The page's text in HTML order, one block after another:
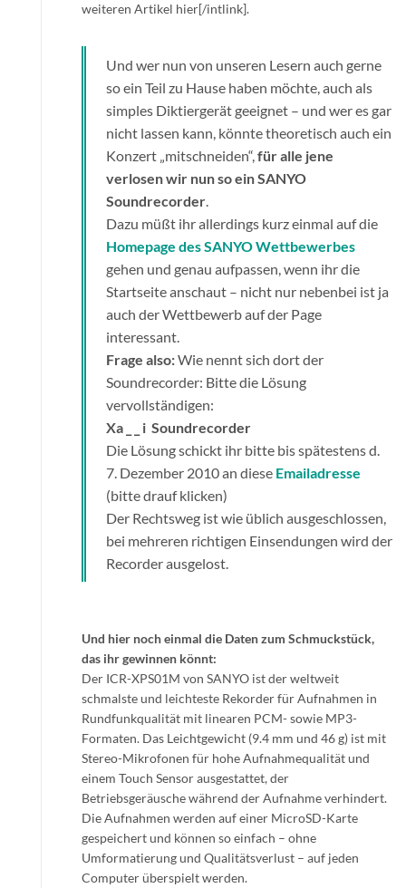
weiteren Artikel hier[/intlink].
Und wer nun von unseren Lesern auch gerne
so ein Teil zu Hause haben möchte, auch als
simples Diktiergerät geeignet – und wer es gar
nicht lassen kann, könnte theoretisch auch ein
Konzert „mitschneiden“,für alle jene
verlosen wir nun so ein SANYO
Soundrecorder.
Dazu müßt ihr allerdings kurz einmal auf die
Homepage des SANYO Wettbewerbes
gehen und genau aufpassen, wenn ihr die
Startseite anschaut – nicht nur nebenbei ist ja
auch der Wettbewerb auf der Page
interessant.
Frage also:Wie nennt sich dort der
Soundrecorder: Bitte die Lösung
vervollständigen:
Xa _ _ i Soundrecorder
Die Lösung schickt ihr bitte bis spätestens d.
7. Dezember 2010 an diese Emailadresse
(bitte drauf klicken)
Der Rechtsweg ist wie üblich ausgeschlossen,
bei mehreren richtigen Einsendungen wird der
Recorder ausgelost.
Und hier noch einmal die Daten zum Schmuckstück,
das ihr gewinnen könnt:
Der ICR-XPS01M von SANYO ist der weltweit
schmalste und leichteste Rekorder für Aufnahmen in
Rundfunkqualität mit linearen PCM- sowie MP3-
Formaten. Das Leichtgewicht (9.4 mm und 46 g) ist mit
Stereo-Mikrofonen für hohe Aufnahmequalität und
einem Touch Sensor ausgestattet, der
Betriebsgeräusche während der Aufnahme verhindert.
Die Aufnahmen werden auf einer MicroSD-Karte
gespeichert und können so einfach – ohne
Umformatierung und Qualitätsverlust – auf jeden
Computer überspielt werden.